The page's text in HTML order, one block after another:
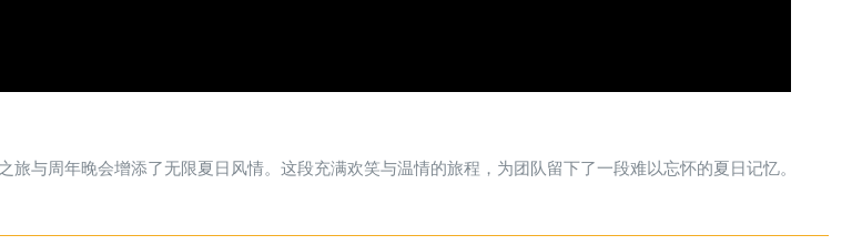
旅与周年晚会增添了无限夏日风情。这段充满欢笑与温情的旅程，为团队留下了一段难以忘怀的夏日记忆。